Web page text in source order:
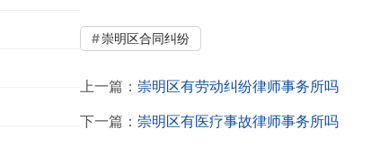
崇明区合同纠纷
上一篇： 崇明区有劳动纠纷律师事务所吗
下一篇： 崇明区有医疗事故律师事务所吗